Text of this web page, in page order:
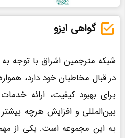
گواهی ایزو
شبکه مترجمین اشراق با توجه
در قبال مخاطبان خود دارد،
برای بهبود کیفیت، ارائه
بین‌المللی و افزایش هرچه
به این مجموعه است. یکی از